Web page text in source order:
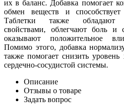
их в баланс. Добавка помогает
обмен веществ и способствует
Таблетки также обладают
свойствами, облегчают боль и
оказывают положительное
Помимо этого, добавка
также помогает снизить уровень
сердечно-сосудистой системы.
Описание
Отзывы о товаре
Задать вопрос